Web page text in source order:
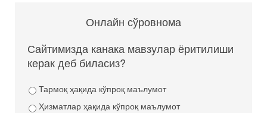
Онлайн сўровнома
Сайтимизда канака мавзулар ёритилиши
керак деб биласиз?
Тармоқ ҳақида кўпроқ маълумот
Ҳизматлар ҳақида кўпроқ маълумот